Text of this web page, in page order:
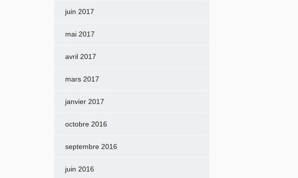
juin 2017
mai 2017
avril 2017
mars 2017
janvier 2017
octobre 2016
septembre 2016
juin 2016